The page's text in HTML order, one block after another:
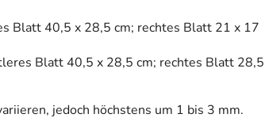
Blatt 40,5 x 28,5 cm; rechtes Blatt 21 x 17
Blatt 40,5 x 28,5 cm; rechtes Blatt 28,5
jedoch höchstens um 1 bis 3 mm.